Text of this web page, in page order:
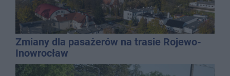
Zmiany dla pasażerów na trasie Rojewo-
Inowrocław